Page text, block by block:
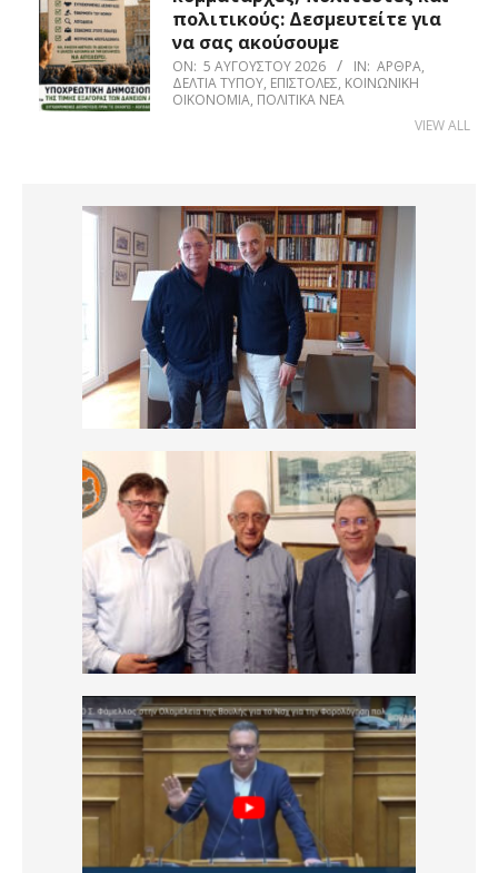
πολιτικούς: Δεσμευτείτε για
να σας ακούσουμε
ON: 5 ΑΥΓΟΎΣΤΟΥ 2026 IN: ΆΡΘΡΑ,
ΔΕΛΤΊΑ ΤΎΠΟΥ, ΕΠΙΣΤΟΛΈΣ, ΚΟΙΝΩΝΙΚΉ
ΟΙΚΟΝΟΜΊΑ, ΠΟΛΙΤΙΚΆ ΝΈΑ
VIEW ALL